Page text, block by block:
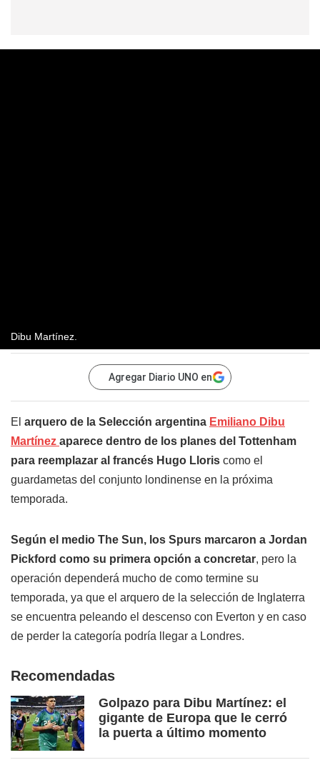
Dibu Martínez.
Agregar Diario UNO en
El arquero de la Selección argentina Emiliano Dibu
Martínez aparece dentro de los planes del Tottenham
para reemplazar al francés Hugo Lloris como el
guardametas del conjunto londinense en la próxima
temporada.
Según el medio The Sun, los Spurs marcaron a Jordan
Pickford como su primera opción a concretar, pero la
operación dependerá mucho de como termine su
temporada, ya que el arquero de la selección de Inglaterra
se encuentra peleando el descenso con Everton y en caso
de perder la categoría podría llegar a Londres.
Recomendadas
Golpazo para Dibu Martínez: el
gigante de Europa que le cerró
la puerta a último momento